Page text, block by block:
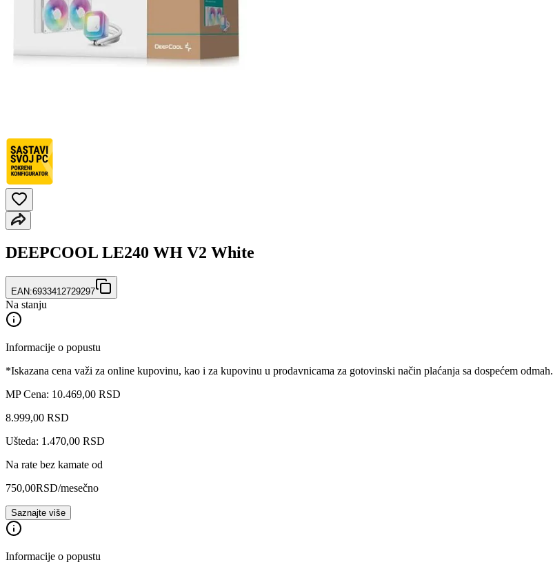
DEEPCOOL LE240 WH V2 White
EAN:6933412729297
Na stanju
Informacije o popustu
*Iskazana cena važi za online kupovinu, kao i za kupovinu u prodavnicama za gotovinski način plaćanja sa dospećem odmah.
MP Cena: 10.469,00 RSD
8.999,00 RSD
Ušteda: 1.470,00 RSD
Na rate bez kamate od
750,00RSD/mesečno
Saznajte više
Informacije o popustu